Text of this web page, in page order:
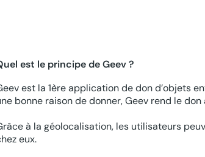
est le principe de Geev ?
est la 1ère application de don d’objets
bonne raison de donner, Geev rend le
à la géolocalisation, les utilisateurs
eux.